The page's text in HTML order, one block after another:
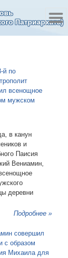
Патриархата)
й по
всенощное
мужском
в канун
и
Паисия
Вениамин,
деревни
Подробнее »
совершил
с образом
Михаила для